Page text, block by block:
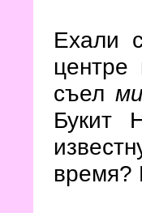
Ехали
съел
Букит
время?